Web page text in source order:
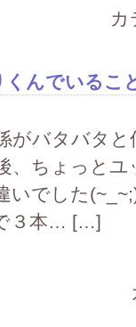
カ
くんでいるこ
がバタバタ
、ちょっと
いでした
３本… […]